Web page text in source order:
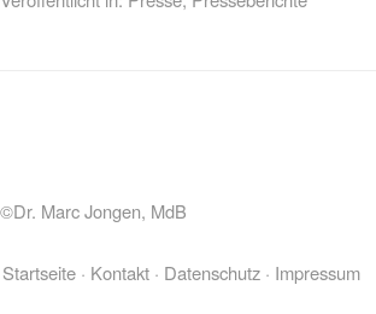
©Dr. Marc Jongen, MdB
Startseite Kontakt Datenschutz Impressum